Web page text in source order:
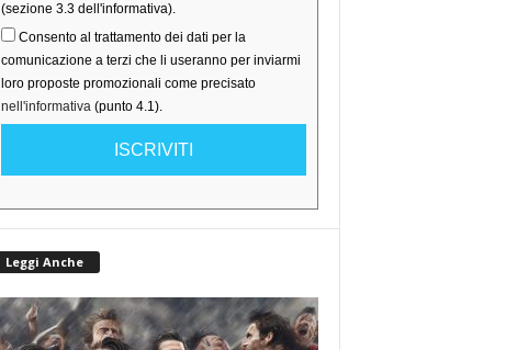
(sezione 3.3 dell'informativa).
Consento al trattamento dei dati per la
comunicazione a terzi che li useranno per inviarmi
loro proposte promozionali come precisato
nell'informativa(punto 4.1).
ISCRIVITI
Leggi Anche